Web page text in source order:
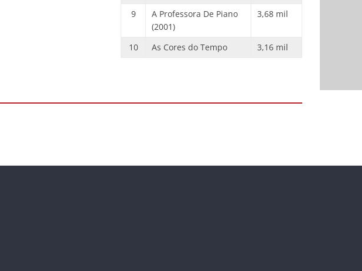
9
A Professora De Piano
(2001)
3,68 mil
10 As Cores do Tempo 3,16 mil